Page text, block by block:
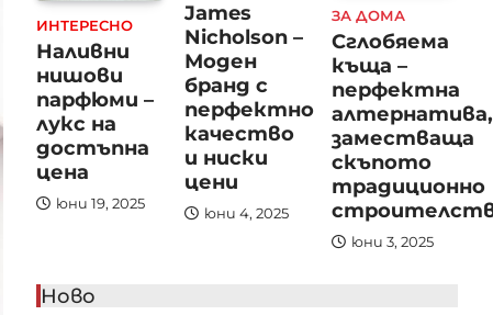
ИНТЕРЕСНО
Наливни
нишови
парфюми –
лукс на
достъпна
цена
юни 19, 2025
James
Nicholson –
Моден
бранд с
перфектно
качество
и ниски
цени
юни 4, 2025
ЗА ДОМА
Сглобяема
къща –
перфектна
алтернатива,
заместваща
скъпото
традиционно
юни 3, 2025
Ново